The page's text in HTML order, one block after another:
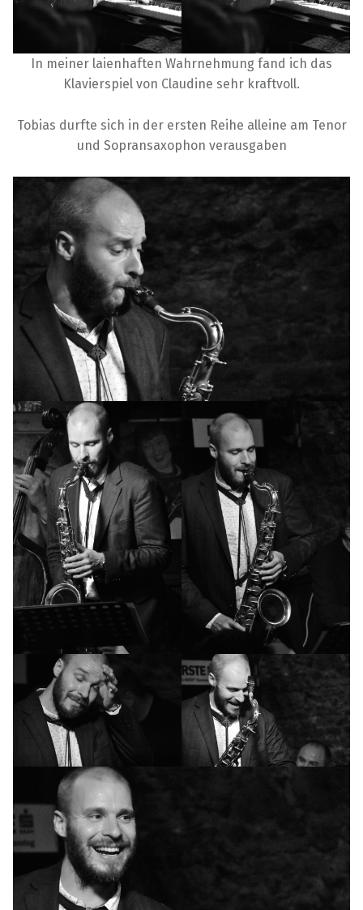
In meiner laienhaften Wahrnehmung fand ich das
Klavierspiel von Claudine sehr kraftvoll.
Tobias durfte sich in der ersten Reihe alleine am Tenor
und Sopransaxophon verausgaben